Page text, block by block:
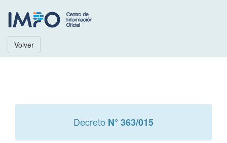
Volver
Decreto N° 363/015